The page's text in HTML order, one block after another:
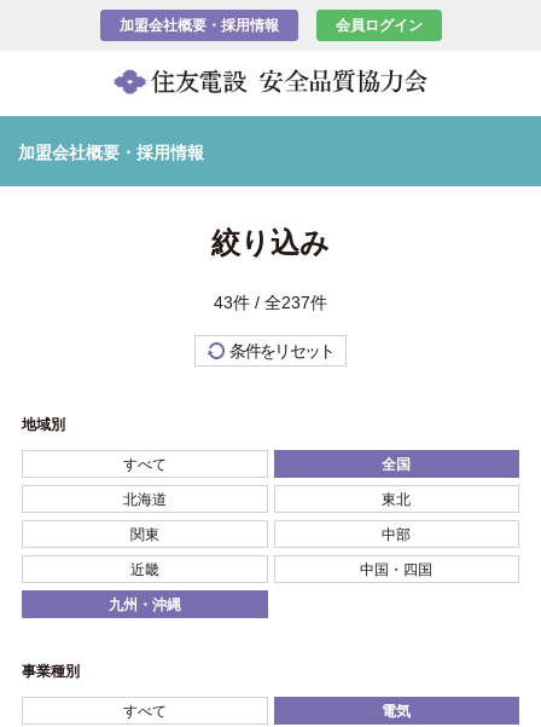
加盟会社概要・採用情報 会員ログイン
加盟会社概要・採用情報
絞り込み
43件 / 全237件
条件をリセット
地域別
すべて 全国
北海道 東北
関東 中部
近畿 中国・四国
九州・沖縄
事業種別
すべて 電気